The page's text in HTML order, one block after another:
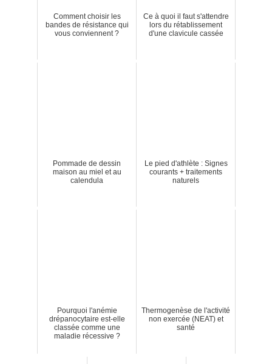
Comment choisir les
bandes de résistance qui
vous conviennent ?
Ce à quoi il faut s'attendre
lors du rétablissement
d'une clavicule cassée
Pommade de dessin
maison au miel et au
calendula
Le pied d'athlète : Signes
courants + traitements
naturels
Pourquoi l'anémie
drépanocytaire est-elle
classée comme une
maladie récessive ?
Thermogenèse de l'activité
non exercée (NEAT) et
santé